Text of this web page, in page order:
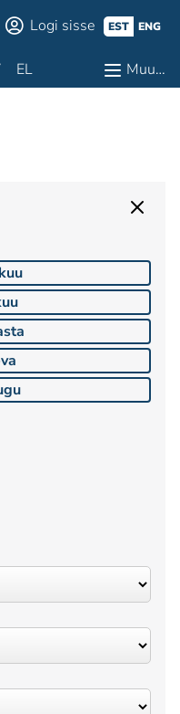
Logi sisse EST ENG
EL Muu…